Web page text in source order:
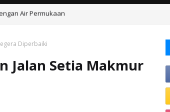
Stadion Sudiang di Proyeksikan Sebagai Markas
Diperbaiki
Jalan Setia Makmur